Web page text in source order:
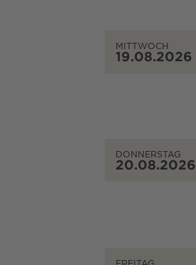
MITTWOCH
19.08.2026
DONNERSTAG
20.08.2026
FREITAG